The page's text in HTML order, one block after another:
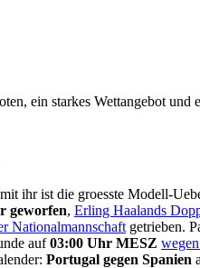
ein starkes Wettangebot und
ihr ist die groesste Modell-
geworfen, Erling Haalands
Nationalmannschaft getrieben.
auf03:00 Uhr MESZ
Portugal gegen Spanien